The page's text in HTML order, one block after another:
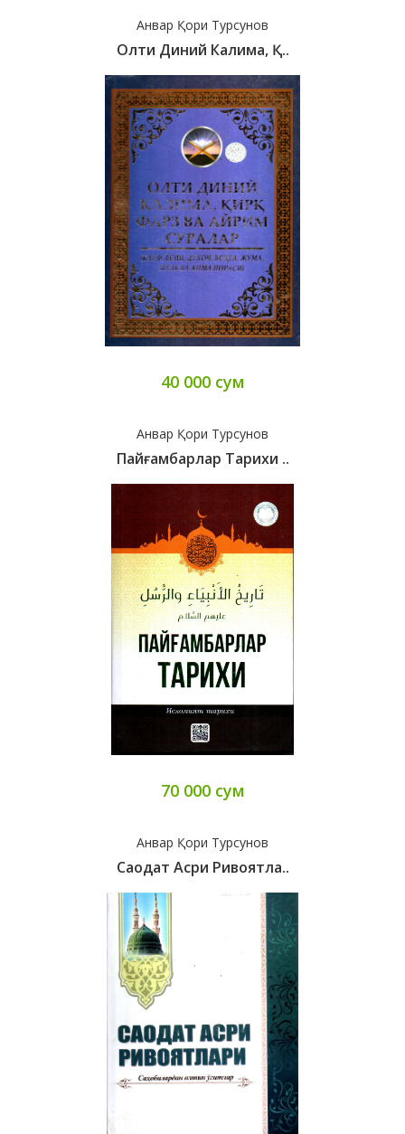
Анвар Қори Турсунов
Олти Диний Калима, Қ..
40 000 сум
Анвар Қори Турсунов
Пайғамбарлар Тарихи ..
70 000 сум
Анвар Қори Турсунов
Саодат Асри Ривоятла..